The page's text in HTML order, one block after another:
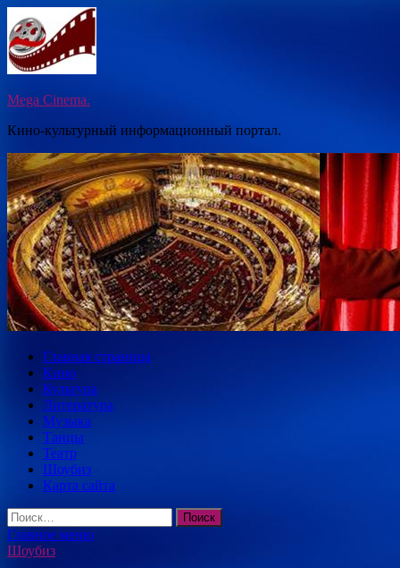
Перейти
к
содержимому
Mega Cinema.
Кино-культурный информационный портал.
Главная страница
Кино
Культура
Литература
Музыка
Танцы
Театр
Шоубиз
Карта сайта
Найти:
Главное меню
Шоубиз